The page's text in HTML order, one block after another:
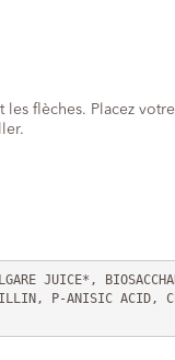
flèches. Placez
JUICE*,
P-ANISIC ACID,